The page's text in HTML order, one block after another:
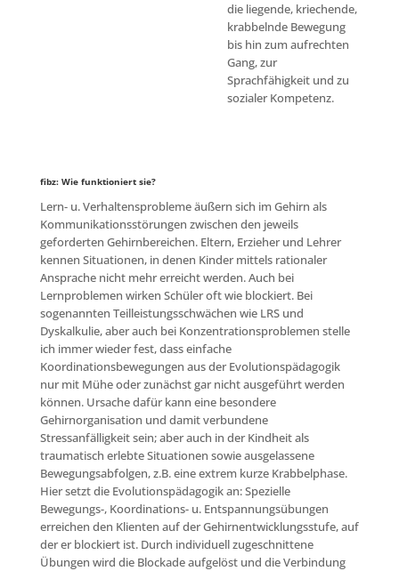
die liegende, kriechende,
krabbelnde Bewegung
bis hin zum aufrechten
Gang, zur
Sprachfähigkeit und zu
sozialer Kompetenz.
fibz: Wie funktioniert sie?
Lern- u. Verhaltensprobleme äußern sich im Gehirn als
Kommunikationsstörungen zwischen den jeweils
geforderten Gehirnbereichen. Eltern, Erzieher und Lehrer
kennen Situationen, in denen Kinder mittels rationaler
Ansprache nicht mehr erreicht werden. Auch bei
Lernproblemen wirken Schüler oft wie blockiert. Bei
sogenannten Teilleistungsschwächen wie LRS und
Dyskalkulie, aber auch bei Konzentrationsproblemen stelle
ich immer wieder fest, dass einfache
Koordinationsbewegungen aus der Evolutionspädagogik
nur mit Mühe oder zunächst gar nicht ausgeführt werden
können. Ursache dafür kann eine besondere
Gehirnorganisation und damit verbundene
Stressanfälligkeit sein; aber auch in der Kindheit als
traumatisch erlebte Situationen sowie ausgelassene
Bewegungsabfolgen, z.B. eine extrem kurze Krabbelphase.
Hier setzt die Evolutionspädagogik an: Spezielle
Bewegungs-, Koordinations- u. Entspannungsübungen
erreichen den Klienten auf der Gehirnentwicklungsstufe, auf
der er blockiert ist. Durch individuell zugeschnittene
Übungen wird die Blockade aufgelöst und die Verbindung